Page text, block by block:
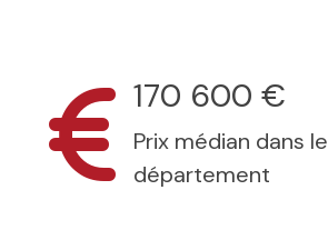
170 600 €
Prix médian dans le
département